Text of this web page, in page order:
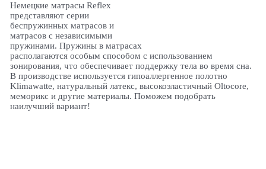
Немецкие матрасы Reflex
представляют серии
беспружинных матрасов и
матрасов с независимыми
пружинами. Пружины в матрасах
располагаются особым способом с использованием
зонирования, что обеспечивает поддержку тела во время сна.
В производстве используется гипоаллергенное полотно
Klimawatte, натуральный латекс, высокоэластичный Oltocore,
меморикс и другие материалы. Поможем подобрать
наилучший вариант!